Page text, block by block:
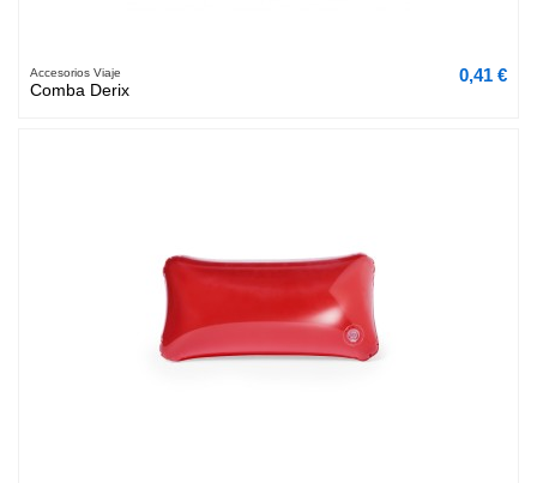
Accesorios Viaje
Comba Derix
0,41 €